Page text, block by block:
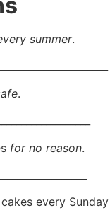
every summer
for no reason
cakes every Sunday